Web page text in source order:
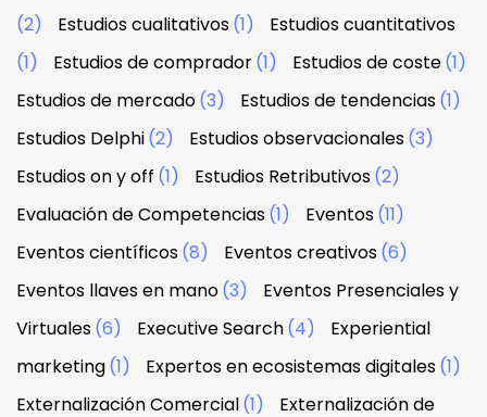
(2)
Estudios cualitativos(1)
Estudios cuantitativos
(1)
Estudios de comprador(1) Estudios de coste(1)
Estudios de mercado(3) Estudios de tendencias(1)
Estudios Delphi(2) Estudios observacionales(3)
Estudios on y off (1) Estudios Retributivos(2)
Evaluación de Competencias(1) Eventos(11)
Eventos científicos(8) Eventos creativos(6)
Eventos llaves en mano(3)
Eventos Presenciales y
Virtuales(6) Executive Search(4)
Experiential
marketing(1) Expertos en ecosistemas digitales(1)
Externalización Comercial(1)
Externalización de